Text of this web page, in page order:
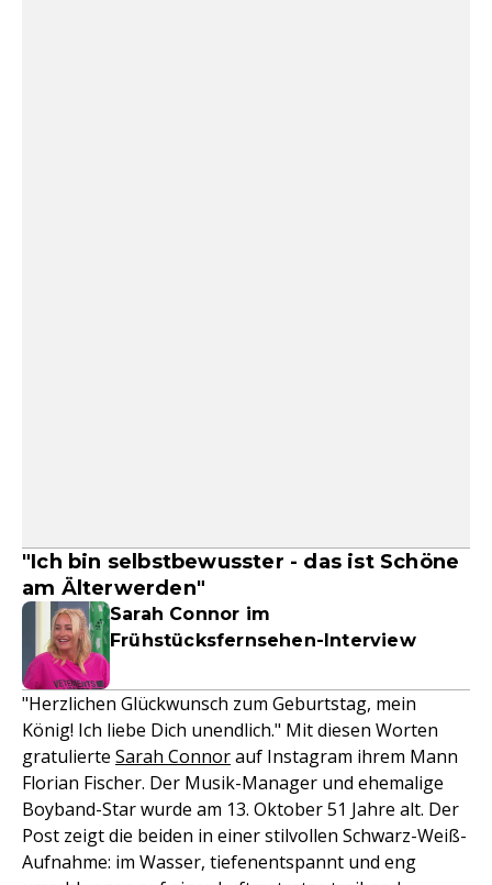
"Ich bin selbstbewusster - das ist Schöne
am Älterwerden"
Sarah Connor im
Frühstücksfernsehen-Interview
"Herzlichen Glückwunsch zum Geburtstag, mein
König! Ich liebe Dich unendlich." Mit diesen Worten
gratulierte Sarah Connorauf Instagram ihrem Mann
Florian Fischer. Der Musik-Manager und ehemalige
Boyband-Star wurde am 13. Oktober 51 Jahre alt. Der
Post zeigt die beiden in einer stilvollen Schwarz-Weiß-
Aufnahme: im Wasser, tiefenentspannt und eng